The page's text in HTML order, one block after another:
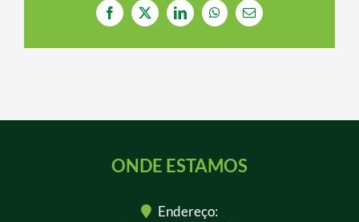
FacebookTwitterLinkedInWhatsApp
E-
mail
ONDE ESTAMOS
Endereço: